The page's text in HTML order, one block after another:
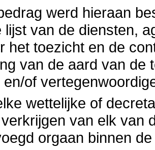
werd hieraan
lijst van de diensten,
het toezicht en de
van de aard van de
of
wettelijke of
van elk van
orgaan binnen